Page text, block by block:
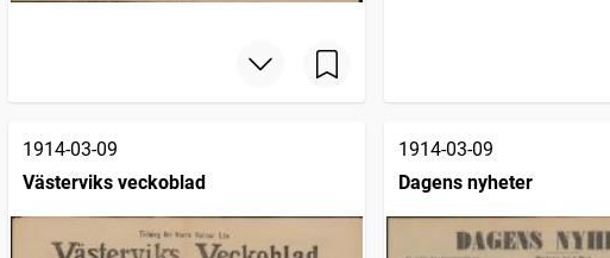
1914-03-09
Västerviks veckoblad
1914-03-09
Dagens nyheter